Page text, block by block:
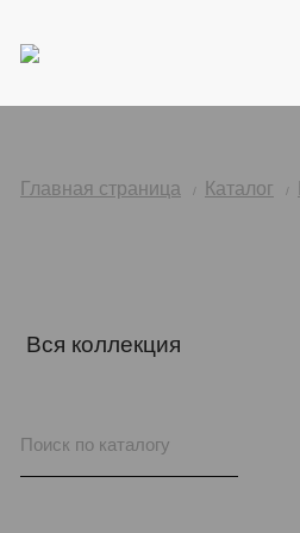
Главная страница Каталог
Вся коллекция